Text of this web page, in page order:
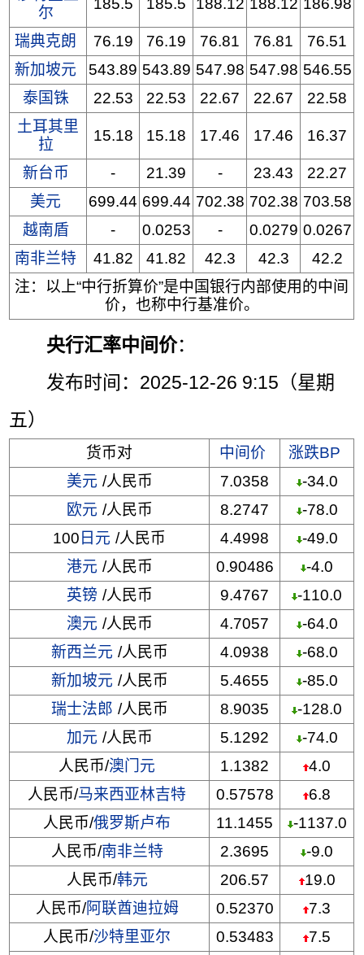
尔
185.5 185.5 188.12 188.12 186.98
瑞典克朗 76.19 76.19 76.81 76.81
76.51
新加坡元
543.89 543.89 547.98 547.98 546.55
泰国铢
22.53 22.53 22.67 22.67
22.58
土耳其里
拉
15.18 15.18 17.46 17.46 16.37
新台币 - 21.39 - 23.43
22.27
美元
699.44 699.44 702.38 702.38 703.58
越南盾
- 0.0253 - 0.0279 0.0267
南非兰特
41.82 41.82 42.3 42.3
42.2
注：以上“中行折算价”是中国银行内部使用的中间
价，也称中行基准价。
央行汇率中间价：
发布时间：2025-12-26 9:15（星期
五）
货币对 中间价
涨跌BP
美元 /人民币 7.0358
-34.0
欧元 /人民币 8.2747
-78.0
100 日元 /人民币 4.4998
-49.0
港元 /人民币 0.90486
-4.0
英镑 /人民币 9.4767
-110.0
澳元 /人民币 4.7057
-64.0
新西兰元 /人民币 4.0938
-68.0
新加坡元 /人民币 5.4655
-85.0
瑞士法郎 /人民币 8.9035
-128.0
加元 /人民币 5.1292
-74.0
人民币/澳门元 1.1382
4.0
人民币/马来西亚林吉特 0.57578
6.8
人民币/俄罗斯卢布 11.1455
-1137.0
人民币/南非兰特 2.3695
-9.0
人民币/韩元 206.57
19.0
人民币/阿联酋迪拉姆 0.52370
7.3
人民币/沙特里亚尔 0.53483
7.5